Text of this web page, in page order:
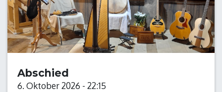
Abschied
6. Oktober 2026 - 22:15